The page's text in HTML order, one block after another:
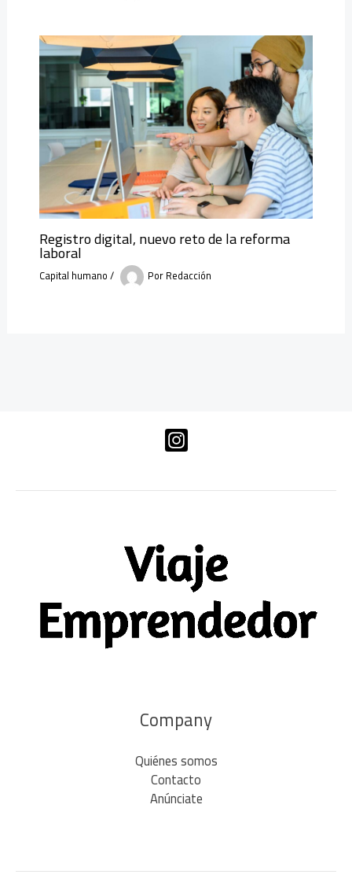
Registro digital, nuevo reto de la reforma
laboral
Capital humano/ PorRedacción
Company
Quiénes somos
Contacto
Anúnciate